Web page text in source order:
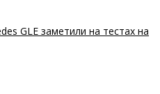
GLE заметили на тестах на